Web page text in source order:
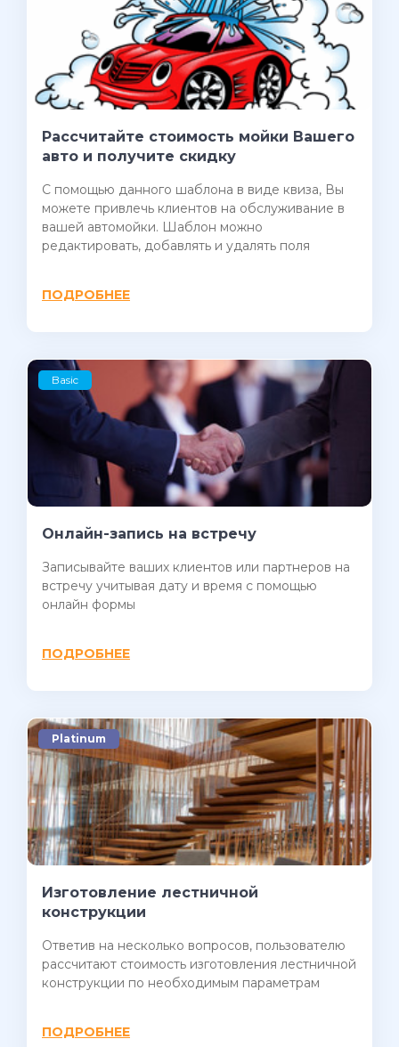
Рассчитайте стоимость мойки Вашего
авто и получите скидку
С помощью данного шаблона в виде квиза, Вы
можете привлечь клиентов на обслуживание в
вашей автомойки. Шаблон можно
редактировать, добавлять и удалять поля
ПОДРОБНЕЕ
Basic
Онлайн-запись на встречу
Записывайте ваших клиентов или партнеров на
встречу учитывая дату и время с помощью
онлайн формы
ПОДРОБНЕЕ
Platinum
Изготовление лестничной
конструкции
Ответив на несколько вопросов, пользователю
рассчитают стоимость изготовления лестничной
конструкции по необходимым параметрам
ПОДРОБНЕЕ